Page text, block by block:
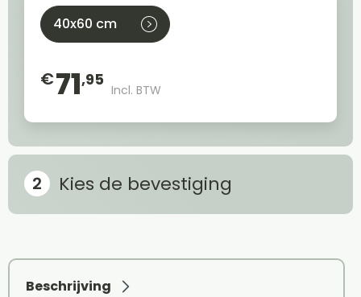
40x60 cm
€71,95
Incl. BTW
Kies de bevestiging
Beschrijving